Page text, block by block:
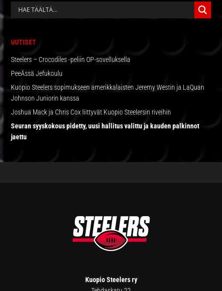
ENSISIJAINEN
UUTISET
Steelers – Crocodiles -peliin OP-sovelluksella
PeeÄssä Jefukoulu
Kuopio Steelers sopimukseen amerikkalaisten Jeremy Westin ja LaQuan
Johnson Juniorin kanssa
Joshua Mack ja Chris Cox liittyvät Kuopio Steelersin riveihin
Seuran syyskokous pidetty, uusi hallitus valittu ja kauden palkinnot
jaettu
Kuopio Steelers ry